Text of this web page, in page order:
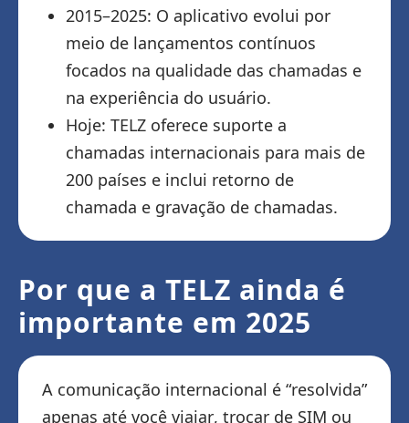
2015–2025: O aplicativo evolui por
meio de lançamentos contínuos
focados na qualidade das chamadas e
na experiência do usuário.
Hoje: TELZ oferece suporte a
chamadas internacionais para mais de
200 países e inclui retorno de
chamada e gravação de chamadas.
Por que a TELZ ainda é
importante em 2025
A comunicação internacional é “resolvida”
apenas até você viajar, trocar de SIM ou